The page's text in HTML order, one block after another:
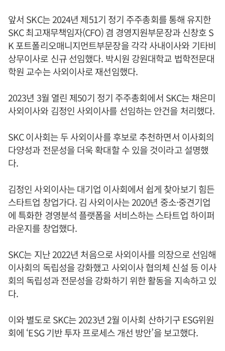
앞서 SKC는 2024년 제51기 정기 주주총회를 통해 유지한
SKC 최고재무책임자(CFO) 겸 경영지원부문장과 신창호 S
K 포트폴리오매니지먼트부문장을 각각 사내이사와 기타비
상무이사로 신규 선임했다. 박시원 강원대학교 법학전문대
학원 교수는 사외이사로 재선임했다.
2023년 3월 열린 제50기 정기 주주총회에서 SKC는 채은미
사외이사와 김정인 사외이사를 선임하는 안건을 처리했다.
SKC 이사회는 두 사외이사를 후보로 추천하면서 이사회의
다양성과 전문성을 더욱 확대할 수 있을 것이라고 설명했
다.
김정인 사외이사는 대기업 이사회에서 쉽게 찾아보기 힘든
스타트업 창업가다. 김 사외이사는 2020년 중소·중견기업
에 특화한 경영분석 플랫폼을 서비스하는 스타트업 하이퍼
라운지를 창업했다.
SKC는 지난 2022년 처음으로 사외이사를 의장으로 선임해
이사회의 독립성을 강화했고 사외이사 협의체 신설 등 이사
회의 독립성과 전문성을 강화하기 위한 활동을 지속하고 있
다.
이와 별도로 SKC는 2023년 2월 이사회 산하기구 ESG위원
회에 ‘ESG 기반 투자 프로세스 개선 방안’을 보고했다.